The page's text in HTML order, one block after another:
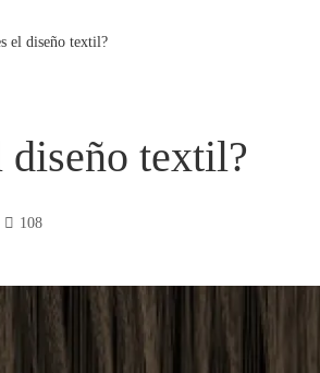
el diseño textil?
diseño textil?
108